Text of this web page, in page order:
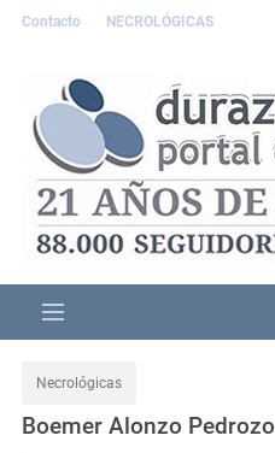
Contacto NECROLÓGICAS
Necrológicas
Boemer Alonzo Pedrozo